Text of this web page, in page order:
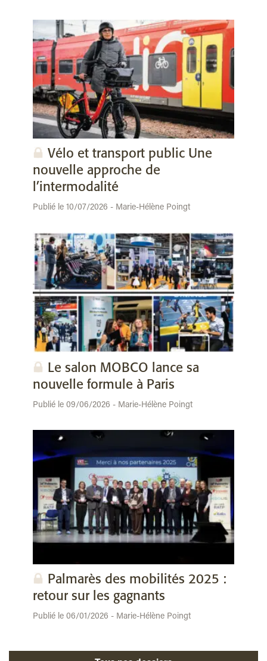
Vélo et transport public Une
nouvelle approche de
l’intermodalité
Publié le 10/07/2026 - Marie-Hélène Poingt
Le salon MOBCO lance sa
nouvelle formule à Paris
Publié le 09/06/2026 - Marie-Hélène Poingt
Palmarès des mobilités 2025 :
retour sur les gagnants
Publié le 06/01/2026 - Marie-Hélène Poingt